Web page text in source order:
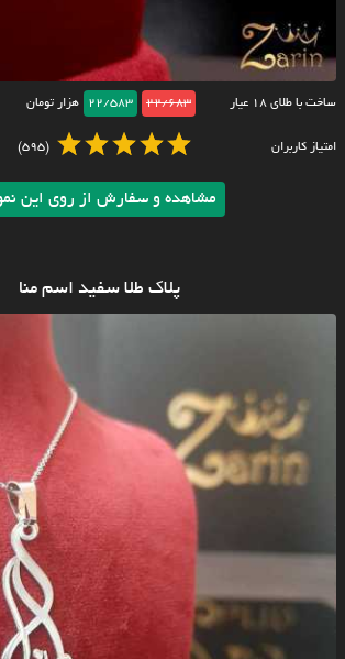
ساخت با طلای ۱۸ عیار 22/683
22/583 هزار تومان
امتیاز کاربران (595)
مشاهده و سفارش از روی این
پلاک طلا سفید اسم منا